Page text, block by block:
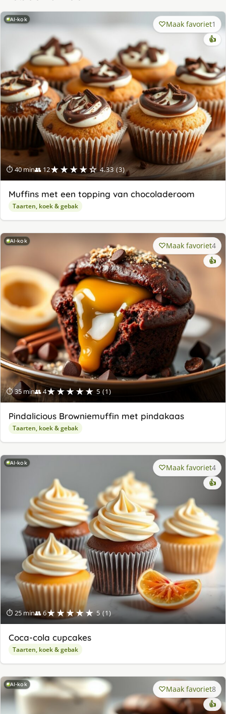
AI-kok
⏱ 40 min👥 12★★★★☆ 4.33 (3)
Maak favoriet1
👍
Muffins met een topping van chocoladeroom
Taarten, koek & gebak
AI-kok
⏱ 35 min👥 4★★★★★ 5 (1)
Maak favoriet4
👍
Pindalicious Browniemuffin met pindakaas
Taarten, koek & gebak
AI-kok
⏱ 25 min👥 6★★★★★ 5 (1)
Maak favoriet4
👍
Coca-cola cupcakes
Taarten, koek & gebak
AI-kok Maak favoriet8
👍